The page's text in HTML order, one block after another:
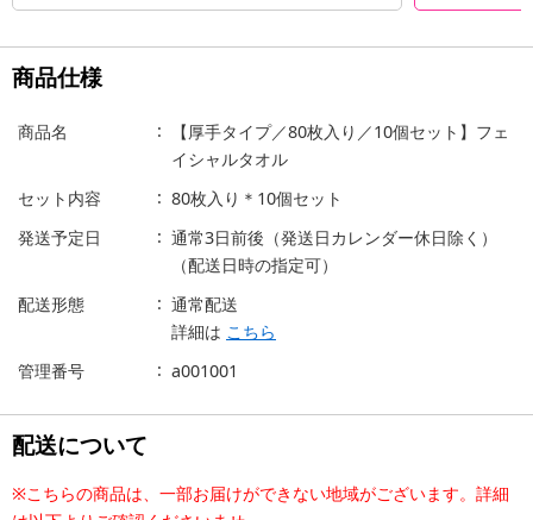
商品仕様
商品名
【厚手タイプ／80枚入り／10個セット】フェ
イシャルタオル
セット内容
80枚入り＊10個セット
発送予定日
通常3日前後（発送日カレンダー休日除く）
（配送日時の指定可）
配送形態
通常配送
詳細は こちら
管理番号
a001001
配送について
※こちらの商品は、一部お届けができない地域がございます。詳細